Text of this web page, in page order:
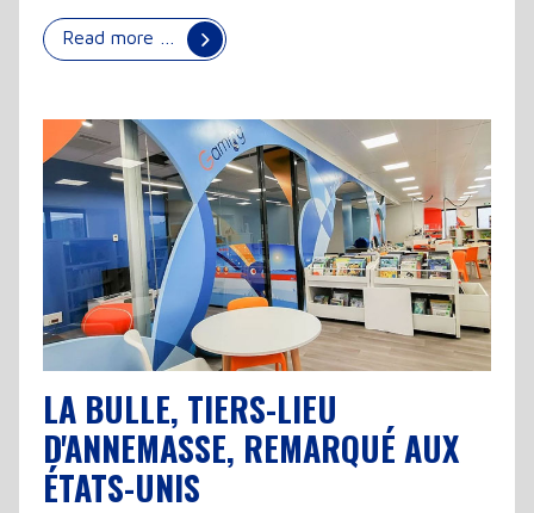
Read more …
LA BULLE, TIERS-LIEU
D'ANNEMASSE, REMARQUÉ AUX
ÉTATS-UNIS